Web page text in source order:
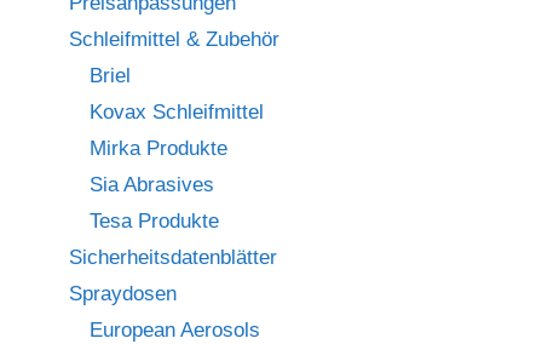
Schleifmittel & Zubehör
Briel
Kovax Schleifmittel
Mirka Produkte
Sia Abrasives
Tesa Produkte
Sicherheitsdatenblätter
Spraydosen
European Aerosols